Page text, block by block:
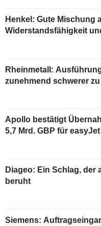
Henkel: Gute Mischung
Widerstandsfähigkeit
Rheinmetall:
zunehmend schwerer
Apollo bestätigt
5,7 Mrd. GBP für easyJet
Diageo: Ein Schlag, der
beruht
Siemens: